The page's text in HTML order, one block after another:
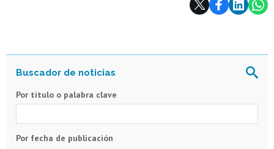
Por título o palabra clave